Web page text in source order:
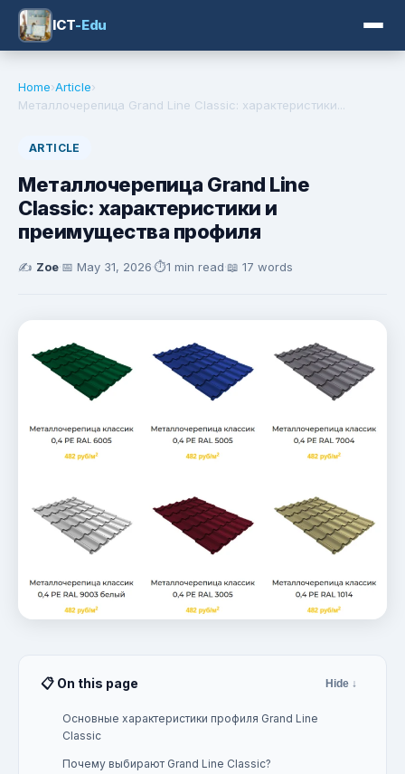
ICT-Edu
Home›Article›
Металлочерепица Grand Line Classic: характеристики...
ARTICLE
Металлочерепица Grand Line
Classic: характеристики и
преимущества профиля
✍️ Zoe·📅 May 31, 2026·⏱️1 min read·📖 17 words
📋 On this page Hide ↓
Основные характеристики профиля Grand Line
Classic
Почему выбирают Grand Line Classic?